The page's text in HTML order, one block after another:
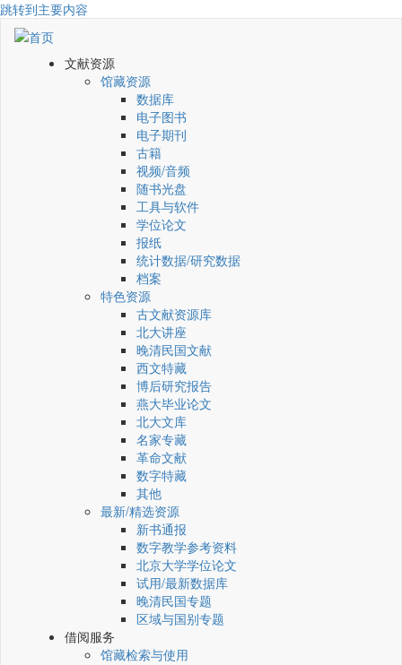
跳转到主要内容
文献资源
馆藏资源
数据库
电子图书
电子期刊
古籍
视频/音频
随书光盘
工具与软件
学位论文
报纸
统计数据/研究数据
档案
特色资源
古文献资源库
北大讲座
晚清民国文献
西文特藏
博后研究报告
燕大毕业论文
北大文库
名家专藏
革命文献
数字特藏
其他
最新/精选资源
新书通报
数字教学参考资料
北京大学学位论文
试用/最新数据库
晚清民国专题
区域与国别专题
借阅服务
馆藏检索与使用